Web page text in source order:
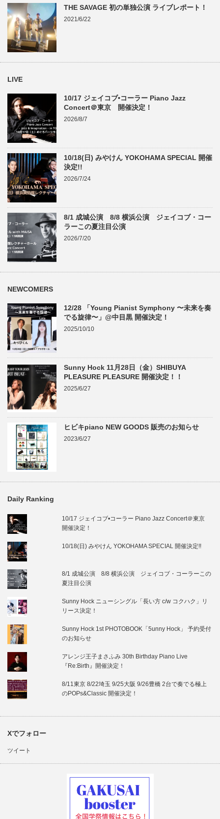
THE SAVAGE 初の単独公演 ライブレポート！
2021/6/22
LIVE
10/17 ジェイコブ•コーラー Piano Jazz
Concert＠東京 開催決定！
2026/8/7
10/18(日) みやけん YOKOHAMA SPECIAL 開催
決定!!
2026/7/24
8/1 成城公演 8/8 横浜公演 ジェイコブ・コー
ラーこの夏注目公演
2026/7/20
NEWCOMERS
12/28 「Young Pianist Symphony 〜未来を奏
でる旋律〜」@中目黒 開催決定！
2025/10/10
Sunny Hock 11月28日（金）SHIBUYA
PLEASURE PLEASURE 開催決定！！
2025/6/27
ヒビキpiano NEW GOODS 販売のお知らせ
2023/6/27
Daily Ranking
10/17 ジェイコブ•コーラー Piano Jazz Concert＠東京
開催決定！
10/18(日) みやけん YOKOHAMA SPECIAL 開催決定!!
8/1 成城公演 8/8 横浜公演 ジェイコブ・コーラーこの
夏注目公演
Sunny Hock ニューシングル「長い方 c/w コクハク」リ
リース決定！
Sunny Hock 1st PHOTOBOOK「5unny Hock」 予約受付
のお知らせ
アレンジ王子まさふみ 30th Birthday Piano Live
『Re:Birth』開催決定！
8/11東京 8/22埼玉 9/25大阪 9/26豊橋 2台で奏でる極上
のPOPs&Classic 開催決定！
Xでフォロー
ツイート